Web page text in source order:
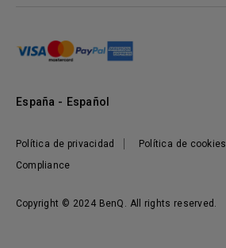
Responsabilidad social corporativa
Noticias
Copyright © 2024 BenQ. All rights reserved.
Política de privacidad Política de cookies
Compliance
España - Español